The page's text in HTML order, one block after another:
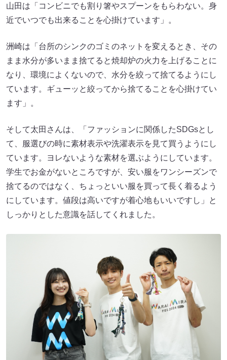
山田は「コンビニでも割り箸やスプーンをもらわない。身
近でいつでも出来ることを心掛けています」。
洲崎は「台所のシンクのゴミのネットを変えるとき、その
まま水分が多いまま捨てると焼却炉の火力を上げることに
なり、環境によくないので、水分を絞って捨てるようにし
ています。ギューッと絞ってから捨てることを心掛けてい
ます」。
そして太田さんは、「ファッションに関係したSDGsとし
て、服選びの時に素材表示や洗濯表示を見て買うようにし
ています。ヨレないような素材を選ぶようにしています。
学生でお金がないところですが、安い服をワンシーズンで
捨てるのではなく、ちょっといい服を買って長く着るよう
にしています。値段は高いですが着心地もいいですし」と
しっかりとした意識を話してくれました。